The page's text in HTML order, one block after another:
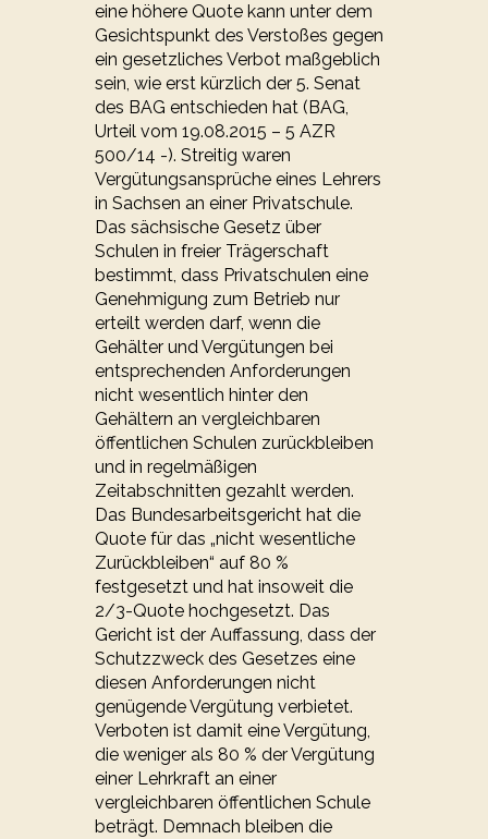
eine höhere Quote kann unter dem
Gesichtspunkt des Verstoßes gegen
ein gesetzliches Verbot maßgeblich
sein, wie erst kürzlich der 5. Senat
des BAG entschieden hat (BAG,
Urteil vom 19.08.2015 – 5 AZR
500/14 -). Streitig waren
Vergütungsansprüche eines Lehrers
in Sachsen an einer Privatschule.
Das sächsische Gesetz über
Schulen in freier Trägerschaft
bestimmt, dass Privatschulen eine
Genehmigung zum Betrieb nur
erteilt werden darf, wenn die
Gehälter und Vergütungen bei
entsprechenden Anforderungen
nicht wesentlich hinter den
Gehältern an vergleichbaren
öffentlichen Schulen zurückbleiben
und in regelmäßigen
Zeitabschnitten gezahlt werden.
Das Bundesarbeitsgericht hat die
Quote für das „nicht wesentliche
Zurückbleiben“ auf 80 %
festgesetzt und hat insoweit die
2/3-Quote hochgesetzt. Das
Gericht ist der Auffassung, dass der
Schutzzweck des Gesetzes eine
diesen Anforderungen nicht
genügende Vergütung verbietet.
Verboten ist damit eine Vergütung,
die weniger als 80 % der Vergütung
einer Lehrkraft an einer
vergleichbaren öffentlichen Schule
beträgt. Demnach bleiben die